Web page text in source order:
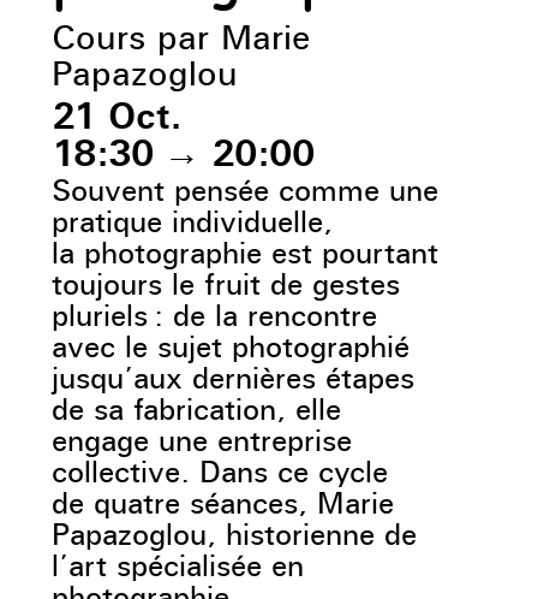
Cours par Marie
Papazoglou
21 Oct.
18:30 → 20:00
Souvent pensée comme une
pratique individuelle,
la photographie est pourtant
toujours le fruit de gestes
pluriels : de la rencontre
avec le sujet photographié
jusqu’aux dernières étapes
de sa fabrication, elle
engage une entreprise
collective. Dans ce cycle
de quatre séances, Marie
Papazoglou, historienne de
l’art spécialisée en